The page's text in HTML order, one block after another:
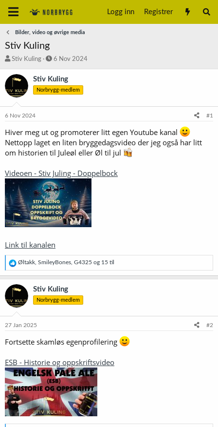
Logg inn Registrer
Bilder, video og øvrige media
Stiv Kuling
T
å
s
t
r
Stiv Kuling
S
a
r
t
6 Nov 2024
Stiv Kuling
Norbrygg-medlem
6 Nov 2024 #1
Hiver meg ut og promoterer litt egen Youtube kanal
Nettopp laget en liten bryggedagsvideo der jeg også har litt
om historien til Juleøl eller Øl til jul
Videoen - Stiv Juling - Doppelbock
Link til kanalen
R
e
a
k
s
j
o
e
:
Øltakk SmileyBones G4325 og 15 til
Stiv Kuling
Norbrygg-medlem
27 Jan 2025 #2
Fortsette skamløs egenprofilering
ESB - Historie og oppskriftsvideo